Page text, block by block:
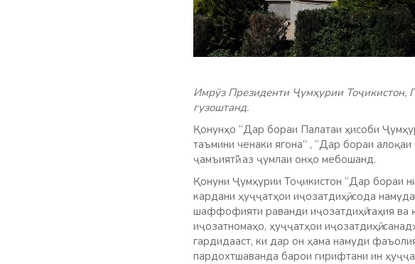
Имрӯз Президенти Ҷумҳурии Тоҷикистон,
гузоштанд.
Қонунҳо “Дар бораи Палатаи ҳисоби
таъмини ченаки ягона” , “Дар бораи
ҷамъиятӣ” аз ҷумлаи онҳо мебошанд.
Қонуни Ҷумҳурии Тоҷикистон “Дар бораи
кардани ҳуҷҷатҳои иҷозатдиҳӣ, сода
шаффофияти раванди иҷозатдиҳӣ таҳия ва
иҷозатномаҳо, ҳуҷҷатҳои иҷозатдиҳӣ,
гардидааст, ки дар он ҳама намуди
пардохтшаванда барои гирифтани ин